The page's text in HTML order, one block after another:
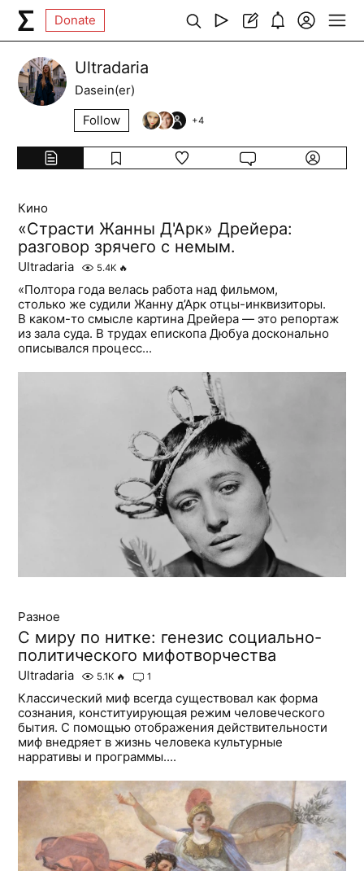
Donate
Ultradaria
Dasein(er)
Follow
+4
Кино
«Страсти Жанны Д'Арк» Дрейера:
разговор зрячего с немым.
Ultradaria 5.4K 🔥
«Полтора года велась работа над фильмом,
столько же судили Жанну д’Арк отцы-инквизиторы.
В каком-то смысле картина Дрейера — это репортаж
из зала суда. В трудах епископа Дюбуа досконально
описывался процесс...
Разное
С миру по нитке: генезис социально-
политического мифотворчества
Ultradaria 5.1K 🔥 1
Классический миф всегда существовал как форма
сознания, конституирующая режим человеческого
бытия. С помощью отображения действительности
миф внедряет в жизнь человека культурные
нарративы и программы....